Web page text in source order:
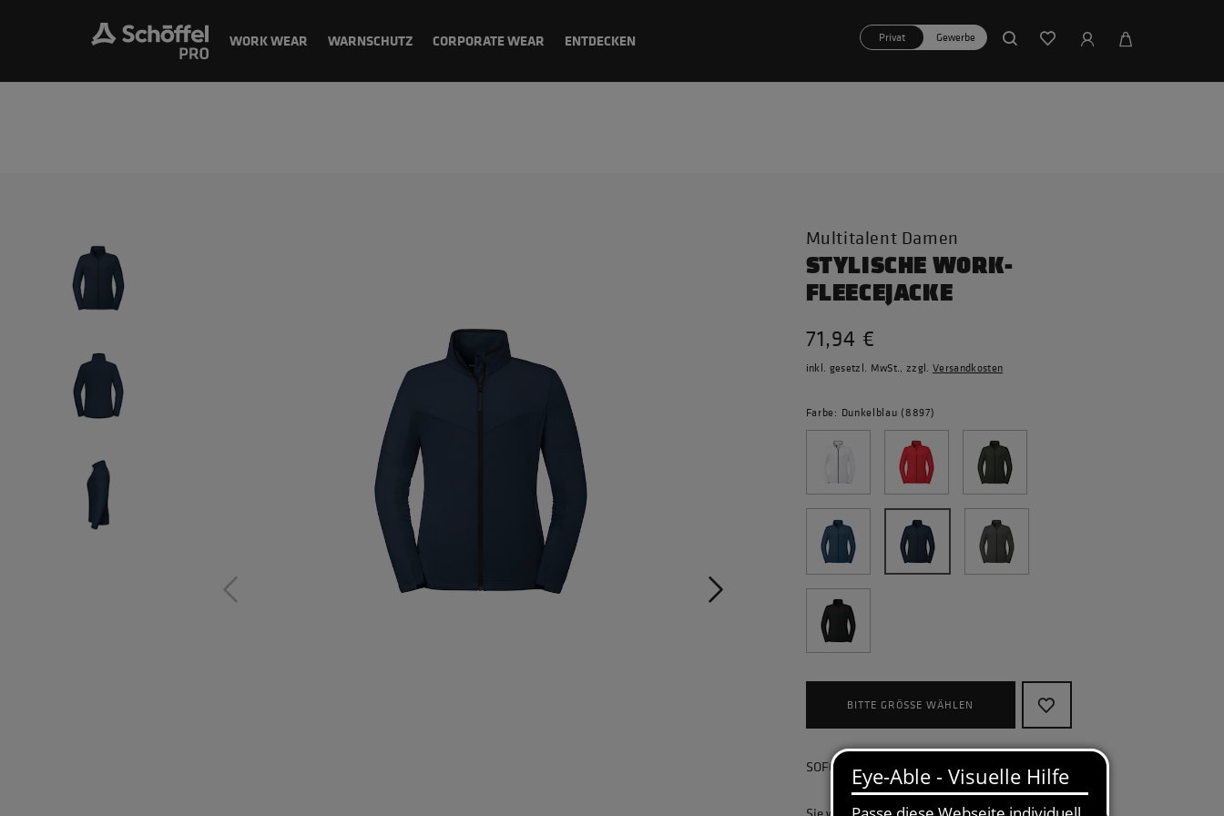
WORK WEAR WARNSCHUTZ CORPORATE WEAR ENTDECKEN Privat Gewerbe
Multitalent Damen
STYLISCHE WORK-
FLEECEJACKE
71,94 €
inkl. gesetzl. MwSt., zzgl. Versandkosten
Farbe: Dunkelblau (8897)
BITTE GRÖSSE WÄHLEN
SOFORT lieferbar, kostenlose Retoure